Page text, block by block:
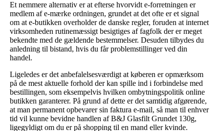
Et nemmere alternativ er at efterse hvorvidt e-forretningen er
medlem af e-mærke ordningen, grundet at det ofte er et signal
om at e-butikken overholder de danske regler, foruden at internet
virksomheden rutinemæssigt besigtiges af fagfolk der er meget
bekendte med de gældende bestemmelser. Desuden tilbydes du
anledning til bistand, hvis du får problemstillinger ved din
handel.
Ligeledes er det anbefalelsesværdigt at køberen er opmærksom
på de mest aktuelle forhold der kan spille ind i forbindelse med
bestillingen, som eksempelvis hvilken ombytningspolitik online
butikken garanterer. På grund af dette er det samtidig afgørende,
at man permanent opbevarer sin faktura e-mail, så man til enhver
tid vil kunne bevidne handlen af B&J Glasfilt Grundet 130g,
ligegyldigt om du er på shopping til en mand eller kvinde.